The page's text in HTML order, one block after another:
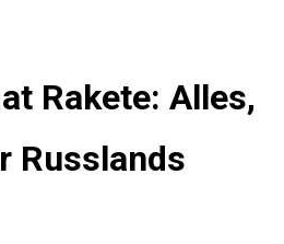
Rakete: Alles,
Russlands